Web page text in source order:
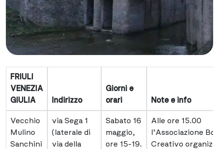
FRIULI
VENEZIA
GIULIA
Indirizzo
Giorni e
orari
Note e info
Vecchio
Mulino
Sanchini
via Sega 1
(laterale di
via della
Sabato 16
maggio,
ore 15-19.
Alle ore 15.00
l’Associazione
Creativo